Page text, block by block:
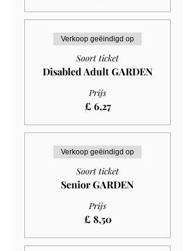
Verkoop geëindigd op
Soort ticket
Disabled Adult GARDEN
Prijs
£ 6,27
Verkoop geëindigd op
Soort ticket
Senior GARDEN
Prijs
£ 8,50